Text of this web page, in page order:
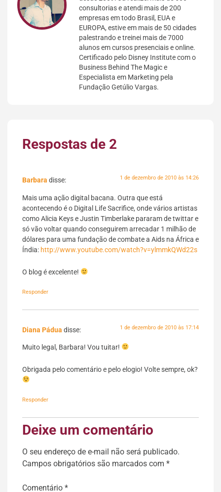
consultorias e atendi mais de 200
empresas em todo Brasil, EUA e
EUROPA, estive em mais de 50 cidades
palestrando e treinei mais de 7000
alunos em cursos presenciais e online.
Certificado pelo Disney Institute com o
Business Behind The Magic e
Especialista em Marketing pela
Fundação Getúlio Vargas.
Respostas de 2
Barbara disse: 1 de dezembro de 2010 às 14:26
Mais uma ação digital bacana. Outra que está
acontecendo é o Digital Life Sacrifice, onde vários artistas
como Alicia Keys e Justin Timberlake pararam de twittar e
só vão voltar quando conseguirem arrecadar 1 milhão de
dólares para uma fundação de combate a Aids na África e
Índia: http://www.youtube.com/watch?v=ylmmkQWd22s
O blog é excelente!
Responder
Diana Pádua disse: 1 de dezembro de 2010 às 17:14
Muito legal, Barbara! Vou tuitar!
Obrigada pelo comentário e pelo elogio! Volte sempre, ok?
Responder
Deixe um comentário
O seu endereço de e-mail não será publicado.
Campos obrigatórios são marcados com *
Comentário *